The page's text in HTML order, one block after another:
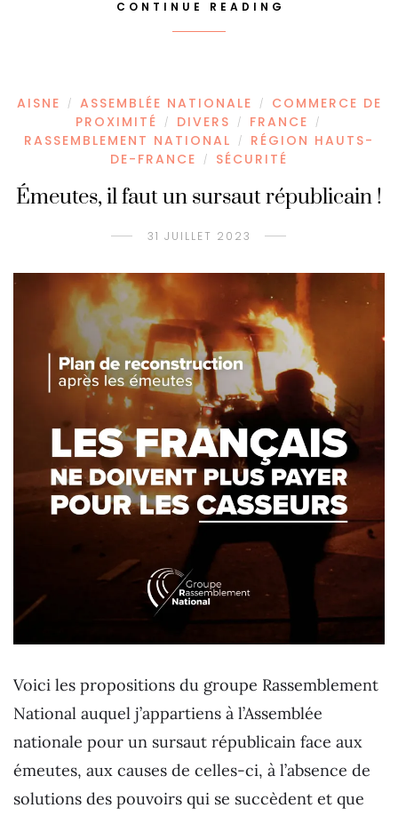
CONTINUE READING
AISNE / ASSEMBLÉE NATIONALE /
COMMERCE DE
PROXIMITÉ
/ DIVERS / FRANCE /
RASSEMBLEMENT NATIONAL /
RÉGION HAUTS-
DE-FRANCE
/ SÉCURITÉ
Émeutes, il faut un sursaut républicain !
31 JUILLET 2023
Voici les propositions du groupe Rassemblement
National auquel j’appartiens à l’Assemblée
nationale pour un sursaut républicain face aux
émeutes, aux causes de celles-ci, à l’absence de
solutions des pouvoirs qui se succèdent et que